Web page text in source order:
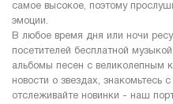
самое высокое, поэтому
эмоции.
В любое время дня или ночи
посетителей бесплатной
альбомы песен с великолепным
новости о звездах, знакомьтесь
отслеживайте новинки - наш